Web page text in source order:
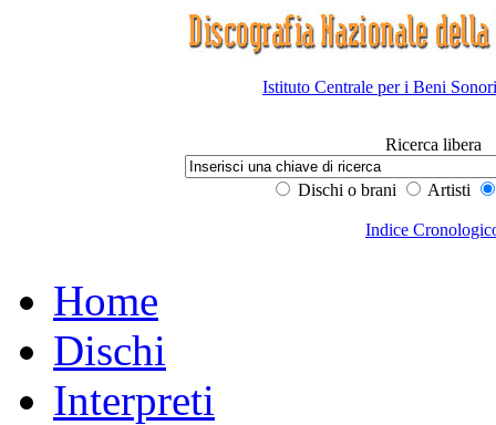
Istituto Centrale per i Beni
Ricerca libera
Dischi o brani Artisti
Indice
Home
Dischi
Interpreti